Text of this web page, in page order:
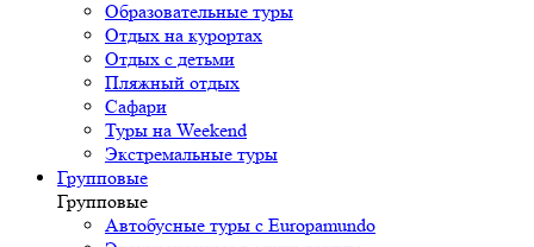
Образовательные туры
Отдых на курортах
Отдых с детьми
Пляжный отдых
Сафари
Туры на Weekend
Экстремальные туры
Групповые
Групповые
Автобусные туры с Europamundo